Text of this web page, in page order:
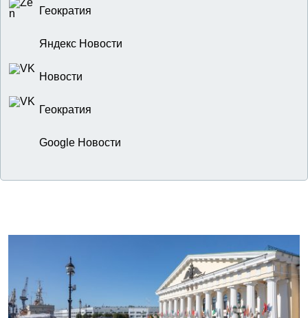
Геократия
Яндекс Новости
Новости
Геократия
Google Новости